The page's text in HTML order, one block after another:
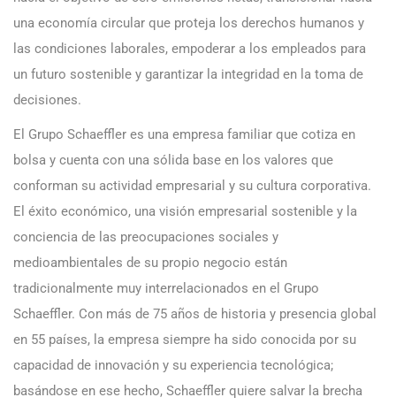
una economía circular que proteja los derechos humanos y
las condiciones laborales, empoderar a los empleados para
un futuro sostenible y garantizar la integridad en la toma de
decisiones.
El Grupo Schaeffler es una empresa familiar que cotiza en
bolsa y cuenta con una sólida base en los valores que
conforman su actividad empresarial y su cultura corporativa.
El éxito económico, una visión empresarial sostenible y la
conciencia de las preocupaciones sociales y
medioambientales de su propio negocio están
tradicionalmente muy interrelacionados en el Grupo
Schaeffler. Con más de 75 años de historia y presencia global
en 55 países, la empresa siempre ha sido conocida por su
capacidad de innovación y su experiencia tecnológica;
basándose en ese hecho, Schaeffler quiere salvar la brecha